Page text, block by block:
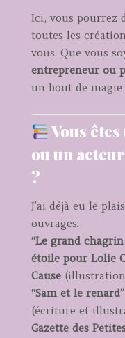
Ici, vous pourrez
toutes les
vous. Que vous
entrepreneur ou
un bout de
Vous
ou un
?
J’ai déjà eu le
ouvrages:
“Le grand
étoile pour Lolie
Cause
“Sam et le renard”
(écriture et
Gazette des